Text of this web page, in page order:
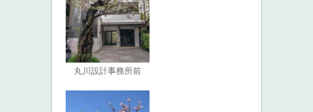
丸川設計事務所前